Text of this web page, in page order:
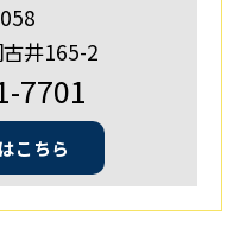
井165-2
7701
こちら